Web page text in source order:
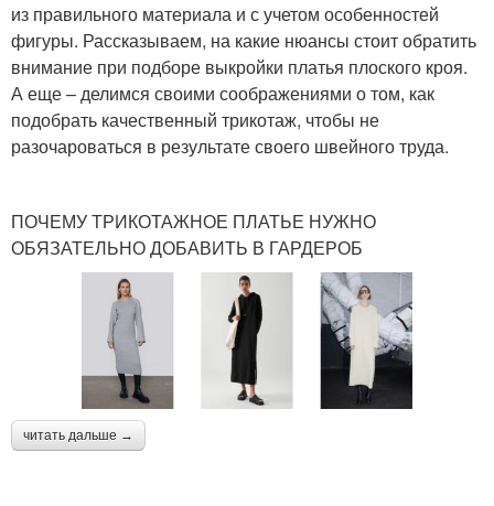
из правильного материала и с учетом особенностей
фигуры. Рассказываем, на какие нюансы стоит обратить
внимание при подборе выкройки платья плоского кроя.
А еще – делимся своими соображениями о том, как
подобрать качественный трикотаж, чтобы не
разочароваться в результате своего швейного труда.
ПОЧЕМУ ТРИКОТАЖНОЕ ПЛАТЬЕ НУЖНО
ОБЯЗАТЕЛЬНО ДОБАВИТЬ В ГАРДЕРОБ
читать дальше →